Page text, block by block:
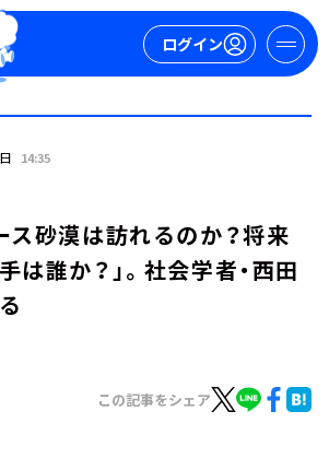
ログイン
14:35
ス砂漠は訪れるのか？将来
は誰か？」。社会学者・西田
この記事をシェア